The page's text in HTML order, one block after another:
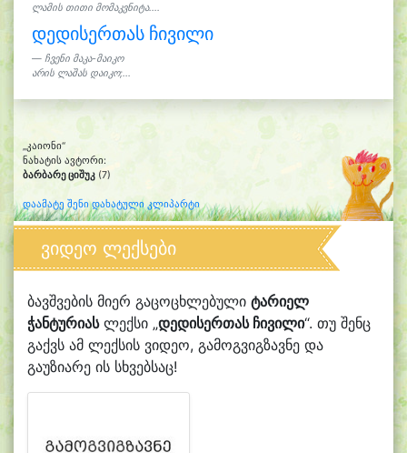
ლამის თითი მომაკვნიტა....
დედისერთას ჩივილი
ჩვენი მაკა-მაიკო
არის ლაშას დაიკო;...
„კაიონი“
ნახატის ავტორი:
ბარბარე ციშუკ (7)
დაამატე შენი დახატული კლიპარტი
ვიდეო ლექსები
ბავშვების მიერ გაცოცხლებული ტარიელ
ჭანტურიასლექსი „დედისერთას ჩივილი“. თუ შენც
გაქვს ამ ლექსის ვიდეო, გამოგვიგზავნე და
გაუზიარე ის სხვებსაც!